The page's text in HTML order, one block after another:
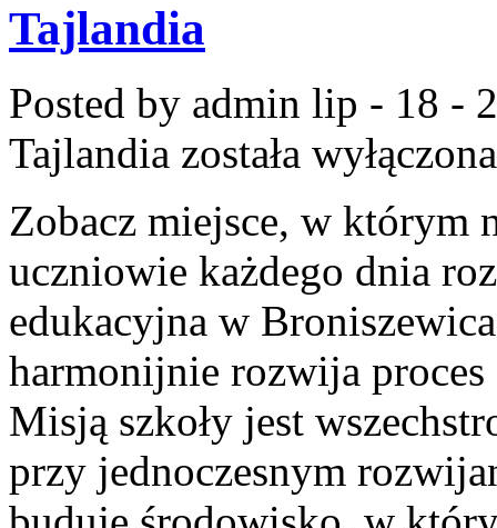
Tajlandia
Posted by admin lip - 18 -
Tajlandia została wyłączona
Zobacz miejsce, w którym
uczniowie każdego dnia
edukacyjna w
harmonijnie rozwija
Misją szkoły jest
przy jednoczesnym